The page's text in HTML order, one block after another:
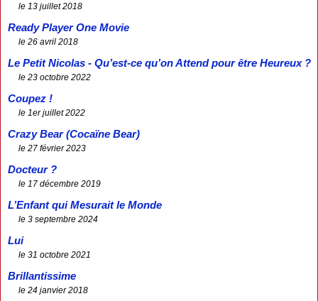
le 13 juillet 2018
Ready Player One Movie
le 26 avril 2018
Le Petit Nicolas - Qu’est-ce qu’on Attend pour être Heureux ?
le 23 octobre 2022
Coupez !
le 1er juillet 2022
Crazy Bear (Cocaïne Bear)
le 27 février 2023
Docteur ?
le 17 décembre 2019
L’Enfant qui Mesurait le Monde
le 3 septembre 2024
Lui
le 31 octobre 2021
Brillantissime
le 24 janvier 2018